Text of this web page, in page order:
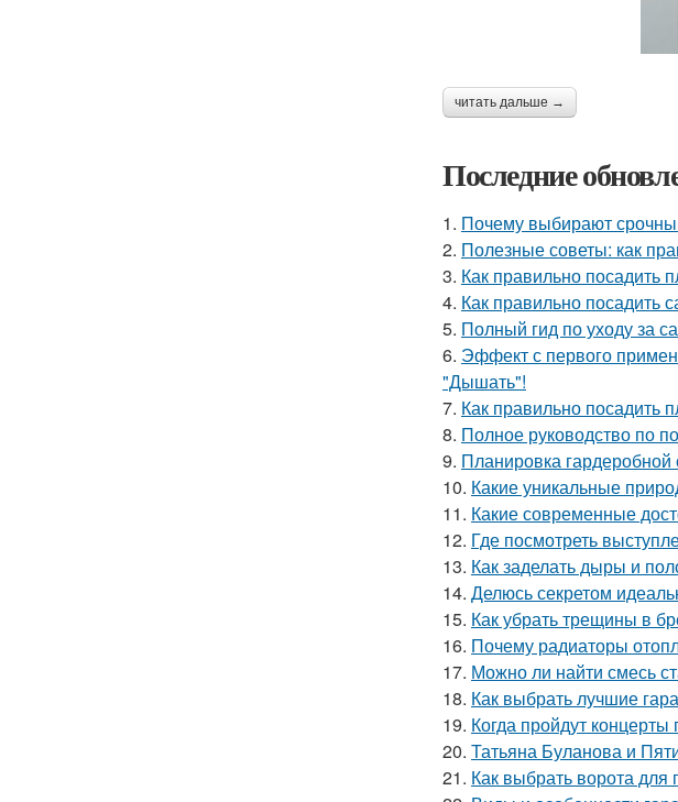
читать дальше →
Последние
1. Почему выбирают
2. Полезные советы: как
3. Как правильно посадить
4. Как правильно посадить
5. Полный гид по уходу за
6. Эффект с первого
"Дышать"!
7. Как правильно посадить
8. Полное руководство по
9. Планировка гардеробной
10. Какие уникальные
11. Какие современные
12. Где посмотреть
13. Как заделать дыры и
14. Делюсь секретом
15. Как убрать трещины в
16. Почему радиаторы
17. Можно ли найти смесь
18. Как выбрать лучшие
19. Когда пройдут
20. Татьяна Буланова и
21. Как выбрать ворота для